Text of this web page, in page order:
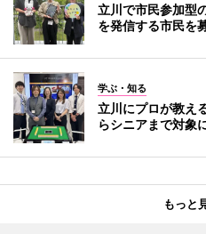
立川で市民参加型
を発信する市民を
学ぶ・知る
立川にプロが教え
らシニアまで対象
もっと